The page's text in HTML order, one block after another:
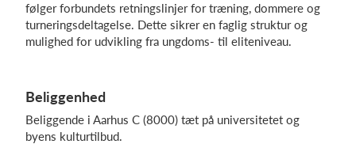
følger forbundets retningslinjer for træning, dommere og
turneringsdeltagelse. Dette sikrer en faglig struktur og
mulighed for udvikling fra ungdoms- til eliteniveau.
Beliggenhed
Beliggende i Aarhus C (8000) tæt på universitetet og
byens kulturtilbud.